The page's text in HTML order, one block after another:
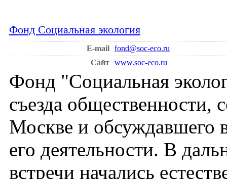
Фонд Социальная экология
E-mail
fond@soc-eco.ru
Сайт
www.soc-eco.ru
Фонд "Социальная
съезда общественности,
Москве и обсуждавшего
его деятельности. В
встречи начались